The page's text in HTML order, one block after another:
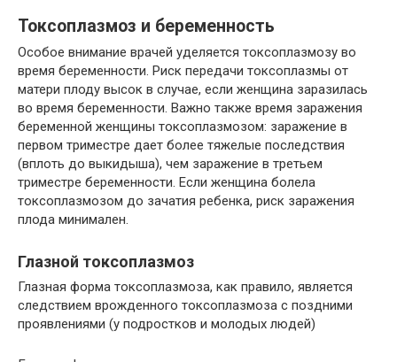
Токсоплазмоз и беременность
Особое внимание врачей уделяется токсоплазмозу во
время беременности. Риск передачи токсоплазмы от
матери плоду высок в случае, если женщина заразилась
во время беременности. Важно также время заражения
беременной женщины токсоплазмозом: заражение в
первом триместре дает более тяжелые последствия
(вплоть до выкидыша), чем заражение в третьем
триместре беременности. Если женщина болела
токсоплазмозом до зачатия ребенка, риск заражения
плода минимален.
Глазной токсоплазмоз
Глазная форма токсоплазмоза, как правило, является
следствием врожденного токсоплазмоза с поздними
проявлениями (у подростков и молодых людей)